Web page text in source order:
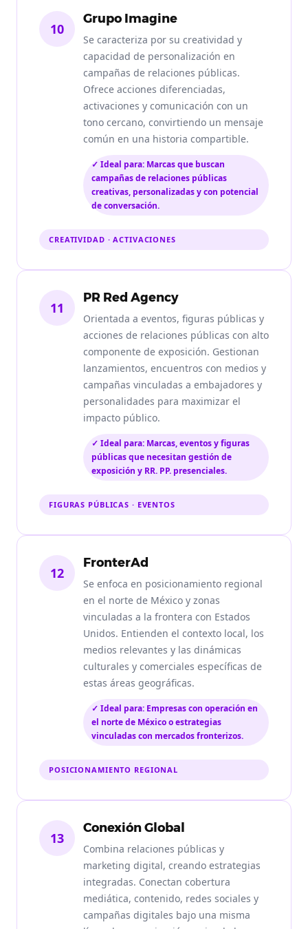
10
Grupo Imagine
Se caracteriza por su creatividad y
capacidad de personalización en
campañas de relaciones públicas.
Ofrece acciones diferenciadas,
activaciones y comunicación con un
tono cercano, convirtiendo un mensaje
común en una historia compartible.
✓ Ideal para: Marcas que buscan
campañas de relaciones públicas
creativas, personalizadas y con potencial
de conversación.
CREATIVIDAD · ACTIVACIONES
11
PR Red Agency
Orientada a eventos, figuras públicas y
acciones de relaciones públicas con alto
componente de exposición. Gestionan
lanzamientos, encuentros con medios y
campañas vinculadas a embajadores y
personalidades para maximizar el
impacto público.
✓ Ideal para: Marcas, eventos y figuras
públicas que necesitan gestión de
exposición y RR. PP. presenciales.
FIGURAS PÚBLICAS · EVENTOS
12
FronterAd
Se enfoca en posicionamiento regional
en el norte de México y zonas
vinculadas a la frontera con Estados
Unidos. Entienden el contexto local, los
medios relevantes y las dinámicas
culturales y comerciales específicas de
estas áreas geográficas.
✓ Ideal para: Empresas con operación en
el norte de México o estrategias
vinculadas con mercados fronterizos.
POSICIONAMIENTO REGIONAL
13
Conexión Global
Combina relaciones públicas y
marketing digital, creando estrategias
integradas. Conectan cobertura
mediática, contenido, redes sociales y
campañas digitales bajo una misma